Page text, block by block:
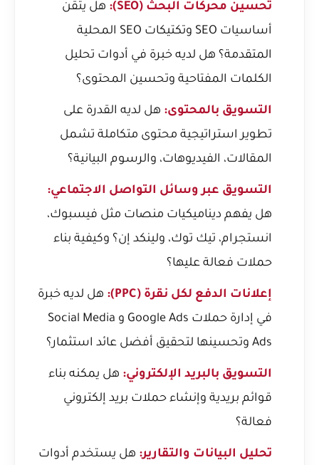
تحسين محركات البحث (SEO):
هل يتقن
أساسيات SEO وتكتيكات SEO المحلية
المتقدمة؟ هل لديه خبرة في أدوات تحليل
الكلمات المفتاحية وتحسين المحتوى؟
التسويق بالمحتوى: هل لديه القدرة على
تطوير استراتيجية محتوى متكاملة تشمل
المقالات، الفيديوهات، والرسوم البيانية؟
التسويق عبر وسائل التواصل الاجتماعي:
هل يفهم ديناميكيات منصات مثل فيسبوك،
انستجرام، تيك توك، ولينكد إن؟ وكيفية بناء
حملات فعالة عليها؟
إعلانات الدفع لكل نقرة (PPC):
هل لديه خبرة
في إدارة حملات Google Ads و Social Media
Ads وتحسينها لتحقيق أفضل عائد استثمار؟
التسويق بالبريد الإلكتروني: هل يمكنه بناء
قوائم بريدية وإنشاء حملات بريد إلكتروني
فعالة؟
تحليل البيانات والتقارير: هل يستخدم أدوات